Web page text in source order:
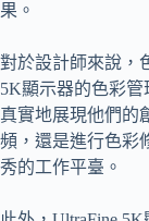
果。
對於設計師來說，
5K顯示器的色彩
真實地展現他們的
頻，還是進行色彩
秀的工作平臺。